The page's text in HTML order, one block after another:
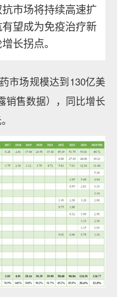
市场将持续高速扩
望成为免疫治疗新
长拐点。
市场规模达到130亿美
销售数据），同比增长